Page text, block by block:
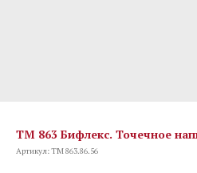
TM 863 Бифлекс. Точечное
Артикул:TM 863.86.56